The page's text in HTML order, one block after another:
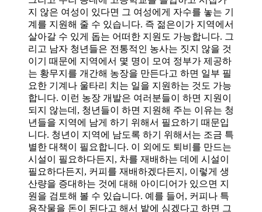
지 않은 여성이 있다면 그 여성에게 자수를 놓는 기
계를 지원해 줄 수 있습니다. 즉 젊은이가 지역에서
살아갈 수 있게 돕는 어떠한 지원도 가능합니다. 그
리고 남자 청년들은 전통적인 농사는 짓지 않을 것
이기 때문에 지역에서 몇 명이 모여 정부가 제공하
는 황무지를 개간해 농장을 만든다고 하면 일부 필
요한 기계나 울타리 치는 일을 지원하는 것도 가능
합니다. 이런 농장 개발은 여러분들이 하면 지원이
되지 않는데, 청년들이 하면 지원해 주는 이유는 청
년들을 지역에 남게 하기 위해서 필요하기 때문입
니다. 청년이 지역에 남도록 하기 위해서는 조금 특
별한 대책이 필요합니다. 이 외에도 퇴비를 만드는
시설이 필요하다든지, 차를 재배하는 데에 시설이
필요하다든지, 커피를 재배하겠다든지, 이렇게 생
산량을 증대하는 것에 대해 아이디어가 있으면 지
원을 검토해 볼 수 있습니다. 예를 들어, 커피나 특
용작물을 돈이 된다고 해서 밭에 심겠다고 하면 그